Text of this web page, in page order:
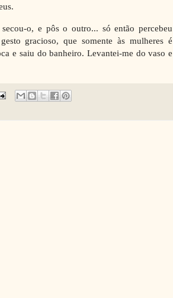
o, e pôs o outro... só então percebeu
gracioso, que somente às mulheres é
e saiu do banheiro. Levantei-me do vaso e